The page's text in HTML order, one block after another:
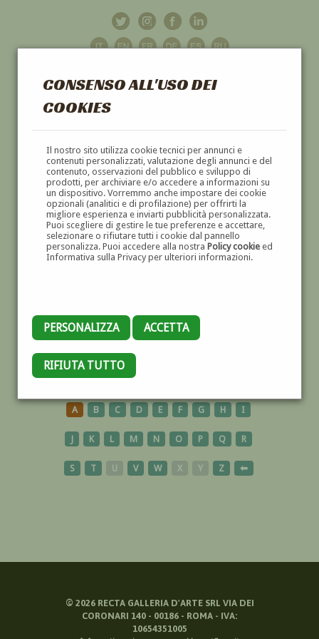
CONSENSO ALL'USO DEI
COOKIES
Il nostro sito utilizza cookie tecnici per annunci e
contenuti personalizzati, valutazione degli annunci e del
contenuto, osservazioni del pubblico e sviluppo di
prodotti, per archiviare e/o accedere a informazioni su
un dispositivo. Vorremmo anche impostare dei cookie
opzionali (analitici e di profilazione) per offrirti la
migliore esperienza e inviarti pubblicità personalizzata.
Puoi scegliere di gestire le tue preferenze e accettare,
selezionare o rifiutare tutti i cookie dal pannello
personalizza. Puoi accedere alla nostra Policy cookieed
Informativa sulla Privacy per ulteriori informazioni.
PERSONALIZZA ACCETTA
RIFIUTA TUTTO
GALLERIAD'ARTE
DIPINTI E SCULTURE '800 E '900
ORIENTALISTA
A B C D E F G H I
J K L M N O P Q R
S T U V W X Y Z ⬅
© 2026RECTA GALLERIA D'ARTE SRL VIA DEI
CORONARI 140 - 00186 - ROMA - IVA:
10654351005